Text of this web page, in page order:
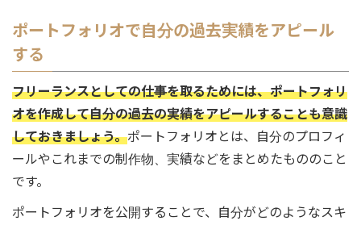
ポートフォリオで自分の過去実績をアピール
する
フリーランスとしての仕事を取るためには、ポートフォリ
オを作成して自分の過去の実績をアピールすることも意識
しておきましょう。ポートフォリオとは、自分のプロフィ
ールやこれまでの制作物、実績などをまとめたもののこと
です。
ポートフォリオを公開することで、自分がどのようなスキ